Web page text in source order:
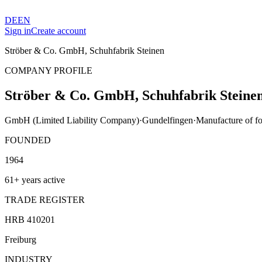
DEEN
Sign inCreate account
Ströber & Co. GmbH, Schuhfabrik Steinen
COMPANY PROFILE
Ströber & Co. GmbH, Schuhfabrik
GmbH (Limited Liability Company)·Gundelfingen·Manufacture of
FOUNDED
1964
61+ years active
TRADE REGISTER
HRB 410201
Freiburg
INDUSTRY